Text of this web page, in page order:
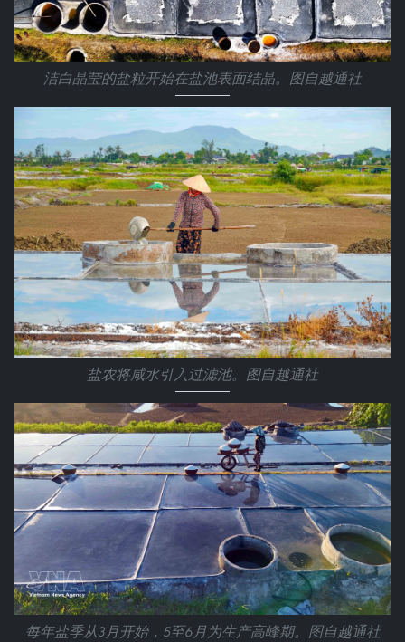
洁白晶莹的盐粒开始在盐池表面结晶。图自越通社
盐农将咸水引入过滤池。图自越通社
每年盐季从3月开始，5至6月为生产高峰期。图自越通社